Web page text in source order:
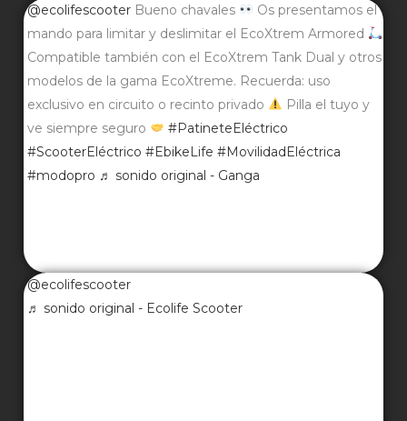
@ecolifescooter Bueno chavales
Os presentamos el
mando para limitar y deslimitar el EcoXtrem Armored
Compatible también con el EcoXtrem Tank Dual y otros
modelos de la gama EcoXtreme. Recuerda: uso
exclusivo en circuito o recinto privado
Pilla el tuyo y
ve siempre seguro
#PatineteEléctrico
#ScooterEléctrico #EbikeLife #MovilidadEléctrica
#modopro ♬ sonido original - Ganga
@ecolifescooter
♬ sonido original - Ecolife Scooter